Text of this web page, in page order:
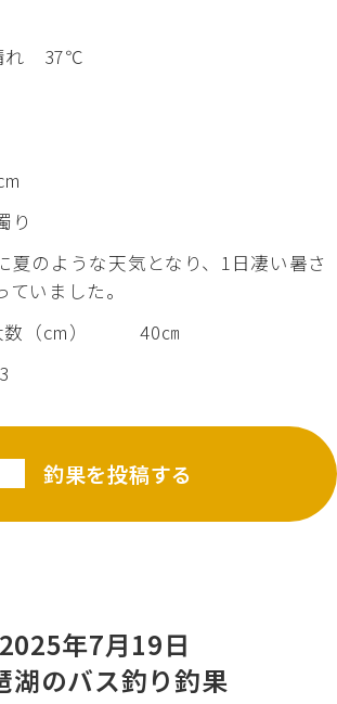
れ 37℃
り
夏のような天気となり、1日凄い暑さ
ていました。
（cm）
40㎝
釣果を投稿する
2025年7月19日
湖のバス釣り釣果